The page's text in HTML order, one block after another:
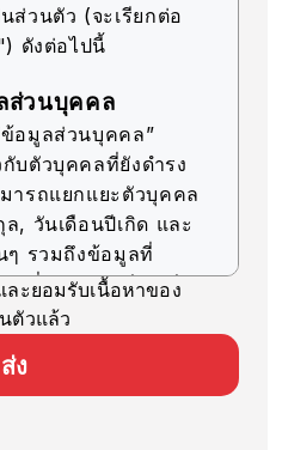
ส่วนตัว (จะเรียกต่อ
ดังต่อไปนี้
ส่วนบุคคล
อมูลส่วนบุคคล”
บตัวบุคคลที่ยังดำรง
ารถแยกแยะตัวบุคคล
, วันเดือนปีเกิด และ
ๆ รวมถึงข้อมูลที่
ลที่สามารถเทียบเคียง
งจะช่วยให้สามารถ
คคล
ละยอมรับเนื้อหาของ
ตัวแล้ว
ส่ง